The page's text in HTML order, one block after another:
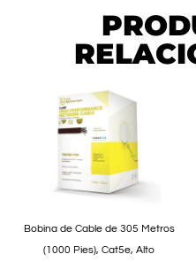
Bobina de Cable de 305 Metros
(1000 Pies), Cat5e, Alto